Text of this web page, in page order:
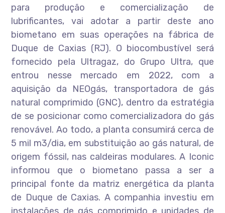
para produção e comercialização de
lubrificantes, vai adotar a partir deste ano
biometano em suas operações na fábrica de
Duque de Caxias (RJ). O biocombustível será
fornecido pela Ultragaz, do Grupo Ultra, que
entrou nesse mercado em 2022, com a
aquisição da NEOgás, transportadora de gás
natural comprimido (GNC), dentro da estratégia
de se posicionar como comercializadora do gás
renovável. Ao todo, a planta consumirá cerca de
5 mil m3/dia, em substituição ao gás natural, de
origem fóssil, nas caldeiras modulares. A Iconic
informou que o biometano passa a ser a
principal fonte da matriz energética da planta
de Duque de Caxias. A companhia investiu em